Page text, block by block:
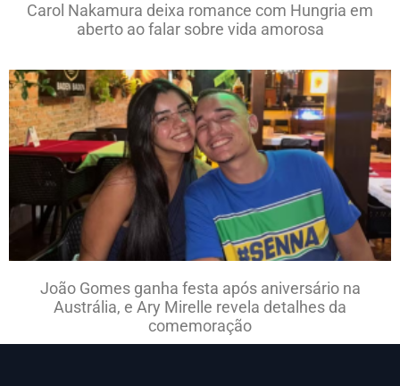
Carol Nakamura deixa romance com Hungria em
aberto ao falar sobre vida amorosa
João Gomes ganha festa após aniversário na
Austrália, e Ary Mirelle revela detalhes da
comemoração